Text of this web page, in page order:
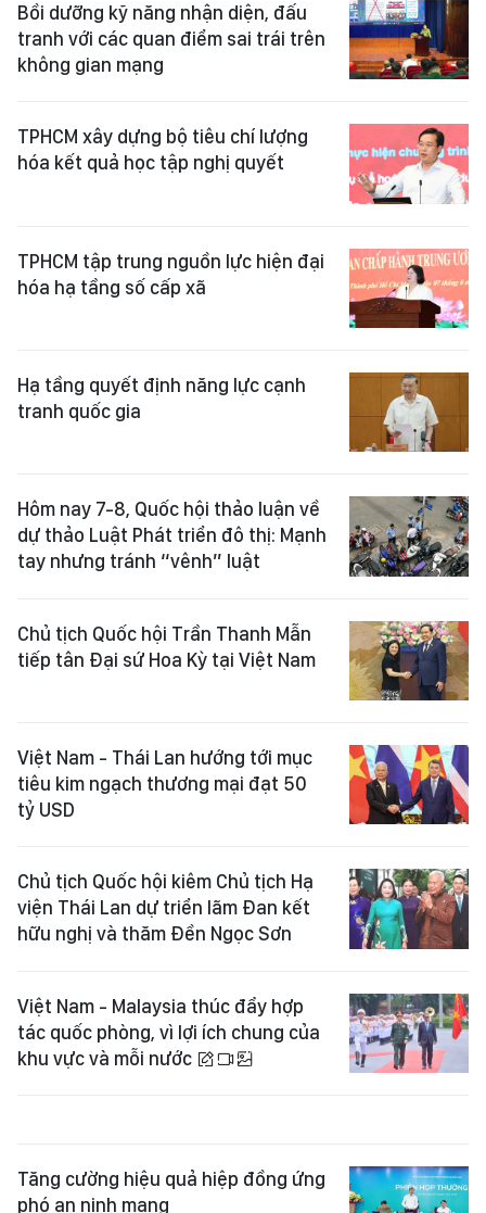
Bồi dưỡng kỹ năng nhận diện, đấu
tranh với các quan điểm sai trái trên
không gian mạng
TPHCM xây dựng bộ tiêu chí lượng
hóa kết quả học tập nghị quyết
TPHCM tập trung nguồn lực hiện đại
hóa hạ tầng số cấp xã
Hạ tầng quyết định năng lực cạnh
tranh quốc gia
Hôm nay 7-8, Quốc hội thảo luận về
dự thảo Luật Phát triển đô thị: Mạnh
tay nhưng tránh “vênh” luật
Chủ tịch Quốc hội Trần Thanh Mẫn
tiếp tân Đại sứ Hoa Kỳ tại Việt Nam
Việt Nam - Thái Lan hướng tới mục
tiêu kim ngạch thương mại đạt 50
tỷ USD
Chủ tịch Quốc hội kiêm Chủ tịch Hạ
viện Thái Lan dự triển lãm Đan kết
hữu nghị và thăm Đền Ngọc Sơn
Việt Nam - Malaysia thúc đẩy hợp
tác quốc phòng, vì lợi ích chung của
khu vực và mỗi nước
Tăng cường hiệu quả hiệp đồng ứng
phó an ninh mạng